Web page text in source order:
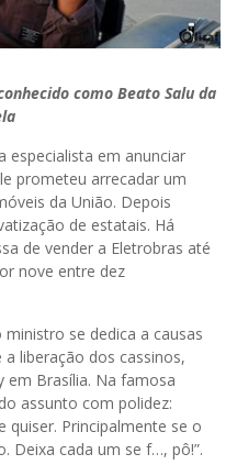
como Beato Salu da
especialista em anunciar
prometeu arrecadar um
da União. Depois
de estatais. Há
de vender a Eletrobras até
nove entre dez
se dedica a causas
liberação dos cassinos,
em Brasília. Na famosa
assunto com polidez:
quiser. Principalmente se o
Deixa cada um se f…, pô!”.